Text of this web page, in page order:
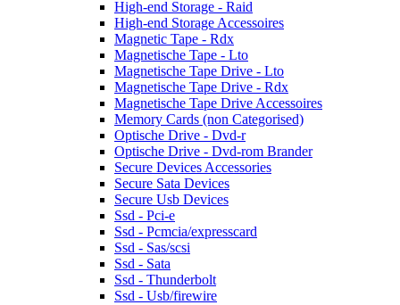
High-end Storage - Raid
High-end Storage Accessoires
Magnetic Tape - Rdx
Magnetische Tape - Lto
Magnetische Tape Drive - Lto
Magnetische Tape Drive - Rdx
Magnetische Tape Drive Accessoires
Memory Cards (non Categorised)
Optische Drive - Dvd-r
Optische Drive - Dvd-rom Brander
Secure Devices Accessories
Secure Sata Devices
Secure Usb Devices
Ssd - Pci-e
Ssd - Pcmcia/expresscard
Ssd - Sas/scsi
Ssd - Sata
Ssd - Thunderbolt
Ssd - Usb/firewire